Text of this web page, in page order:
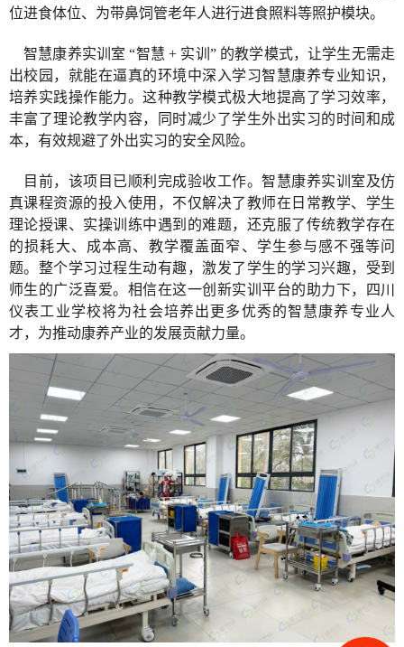
位进食体位、为带鼻饲管老年人进行进食照料等照护模块。
智慧康养实训室 “智慧 + 实训” 的教学模式，让学生无需走
出校园，就能在逼真的环境中深入学习智慧康养专业知识，
培养实践操作能力。这种教学模式极大地提高了学习效率，
丰富了理论教学内容，同时减少了学生外出实习的时间和成
本，有效规避了外出实习的安全风险。
目前，该项目已顺利完成验收工作。智慧康养实训室及仿
真课程资源的投入使用，不仅解决了教师在日常教学、学生
理论授课、实操训练中遇到的难题，还克服了传统教学存在
的损耗大、成本高、教学覆盖面窄、学生参与感不强等问
题。整个学习过程生动有趣，激发了学生的学习兴趣，受到
师生的广泛喜爱。相信在这一创新实训平台的助力下，四川
仪表工业学校将为社会培养出更多优秀的智慧康养专业人
才，为推动康养产业的发展贡献力量。